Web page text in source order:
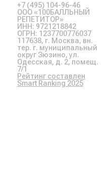
+7 (495) 104-96-46
ООО «100БАЛЛЬНЫЙ
РЕПЕТИТОР»
ИНН: 9721218842
ОГРН: 1237700776037
117638, г. Москва, вн.
тер. г. муниципальный
округ Зюзино, ул.
Одесская, д. 2, помещ.
7/1
Рейтинг составлен
Smart Ranking 2025